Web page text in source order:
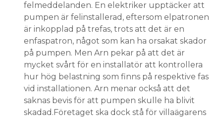
felmeddelanden. En elektriker upptäcker att
pumpen är felinstallerad, eftersom elpatronen
är inkopplad på trefas, trots att det är en
enfaspatron, något som kan ha orsakat skador
på pumpen. Men Arn pekar på att det är
mycket svårt för en installatör att kontrollera
hur hög belastning som finns på respektive fas
vid installationen. Arn menar också att det
saknas bevis för att pumpen skulle ha blivit
skadad.Företaget ska dock stå för villaägarens